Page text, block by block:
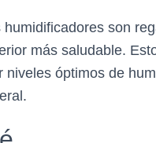
son
más saludable.
óptimos de